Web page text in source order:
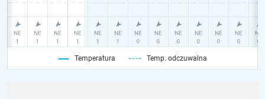
Temperatura Temp. odczuwalna